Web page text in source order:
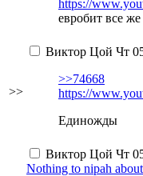
https://
евробит все
>>
Виктор Цой Чт
>>74668
https://
Единожды
Виктор Цой Чт
Nothing to nipah